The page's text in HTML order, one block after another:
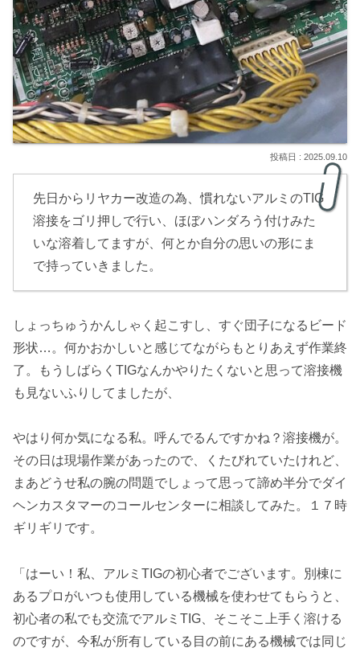
2025.09.10
先日からリヤカー改造の為、慣れないアルミのTIG
溶接をゴリ押しで行い、ほぼハンダろう付けみた
いな溶着してますが、何とか自分の思いの形にま
で持っていきました。
しょっちゅうかんしゃく起こすし、すぐ団子になるビード
形状…。何かおかしいと感じてながらもとりあえず作業終
了。もうしばらくTIGなんかやりたくないと思って溶接機
も見ないふりしてましたが、
やはり何か気になる私。呼んでるんですかね？溶接機が。
その日は現場作業があったので、くたびれていたけれど、
まあどうせ私の腕の問題でしょって思って諦め半分でダイ
ヘンカスタマーのコールセンターに相談してみた。１７時
ギリギリです。
「はーい！私、アルミTIGの初心者でございます。別棟に
あるプロがいつも使用している機械を使わせてもらうと、
初心者の私でも交流でアルミTIG、そこそこ上手く溶ける
のですが、今私が所有している目の前にある機械では同じ